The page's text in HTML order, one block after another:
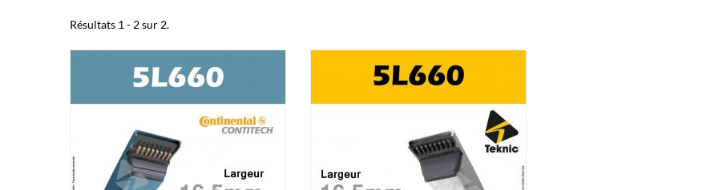
Résultats 1 - 2 sur 2.